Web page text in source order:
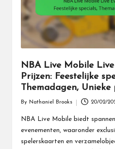
NBA Live Mobile
Prijzen: Feestelijke
Themadagen, Unieke
by
By Nathaniel Brooks 20/02/
NBA Live Mobile biedt
evenementen, waaronder
spelerskaarten en